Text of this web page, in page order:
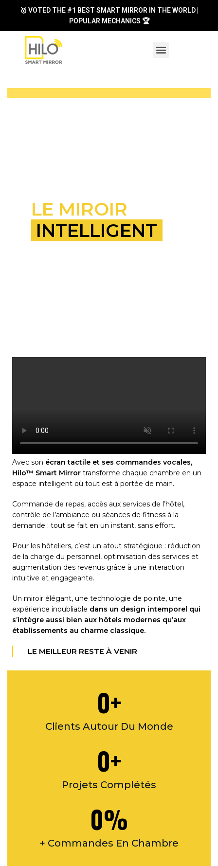
🥇 VOTED THE #1 BEST SMART MIRROR IN THE WORLD |
POPULAR MECHANICS 🏆
LE MIROIR
INTELLIGENT
Avec sonécran tactile et ses commandes vocales,
Hilo™ Smart Mirror transforme chaque chambre en un
espace intelligent où tout est à portée de main.
Commande de repas, accès aux services de l’hôtel,
contrôle de l’ambiance ou séances de fitness à la
demande : tout se fait en un instant, sans effort.
Pour les hôteliers, c’est un atout stratégique : réduction
de la charge du personnel, optimisation des services et
augmentation des revenus grâce à une interaction
intuitive et engageante.
Un miroir élégant, une technologie de pointe, une
expérience inoubliable dans un design intemporel qui
s’intègre aussi bien aux hôtels modernes qu’aux
établissements au charme classique.
LE MEILLEUR RESTE À VENIR
Clients Autour Du Monde
0+
Projets Complétés
0+
+ Commandes En Chambre
0%